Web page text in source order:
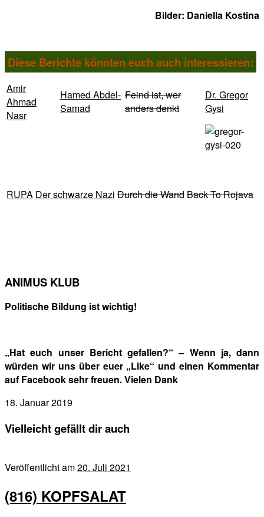
Bilder: Daniella Kostina
Diese Berichte könnten euch auch interessieren:
Amir
Ahmad
Nasr
Hamed Abdel-
Samad
Feind ist, wer
anders denkt
Dr. Gregor
Gysi
RUPA Der schwarze Nazi Durch die WandBack To Rojava
ANIMUS KLUB
Politische Bildung ist wichtig!
„Hat euch unser Bericht gefallen?“ – Wenn ja, dann
würden wir uns über euer „Like“ und einen Kommentar
auf Facebook sehr freuen. Vielen Dank
18. Januar 2019
Vielleicht gefällt dir auch
Veröffentlicht am20. Juli 2021
(816) KOPFSALAT